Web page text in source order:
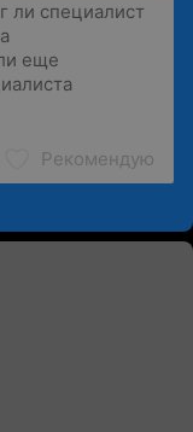
Рекомендую